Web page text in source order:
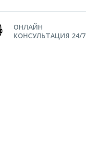
ОНЛАЙН
КОНСУЛЬТАЦИЯ 24/7